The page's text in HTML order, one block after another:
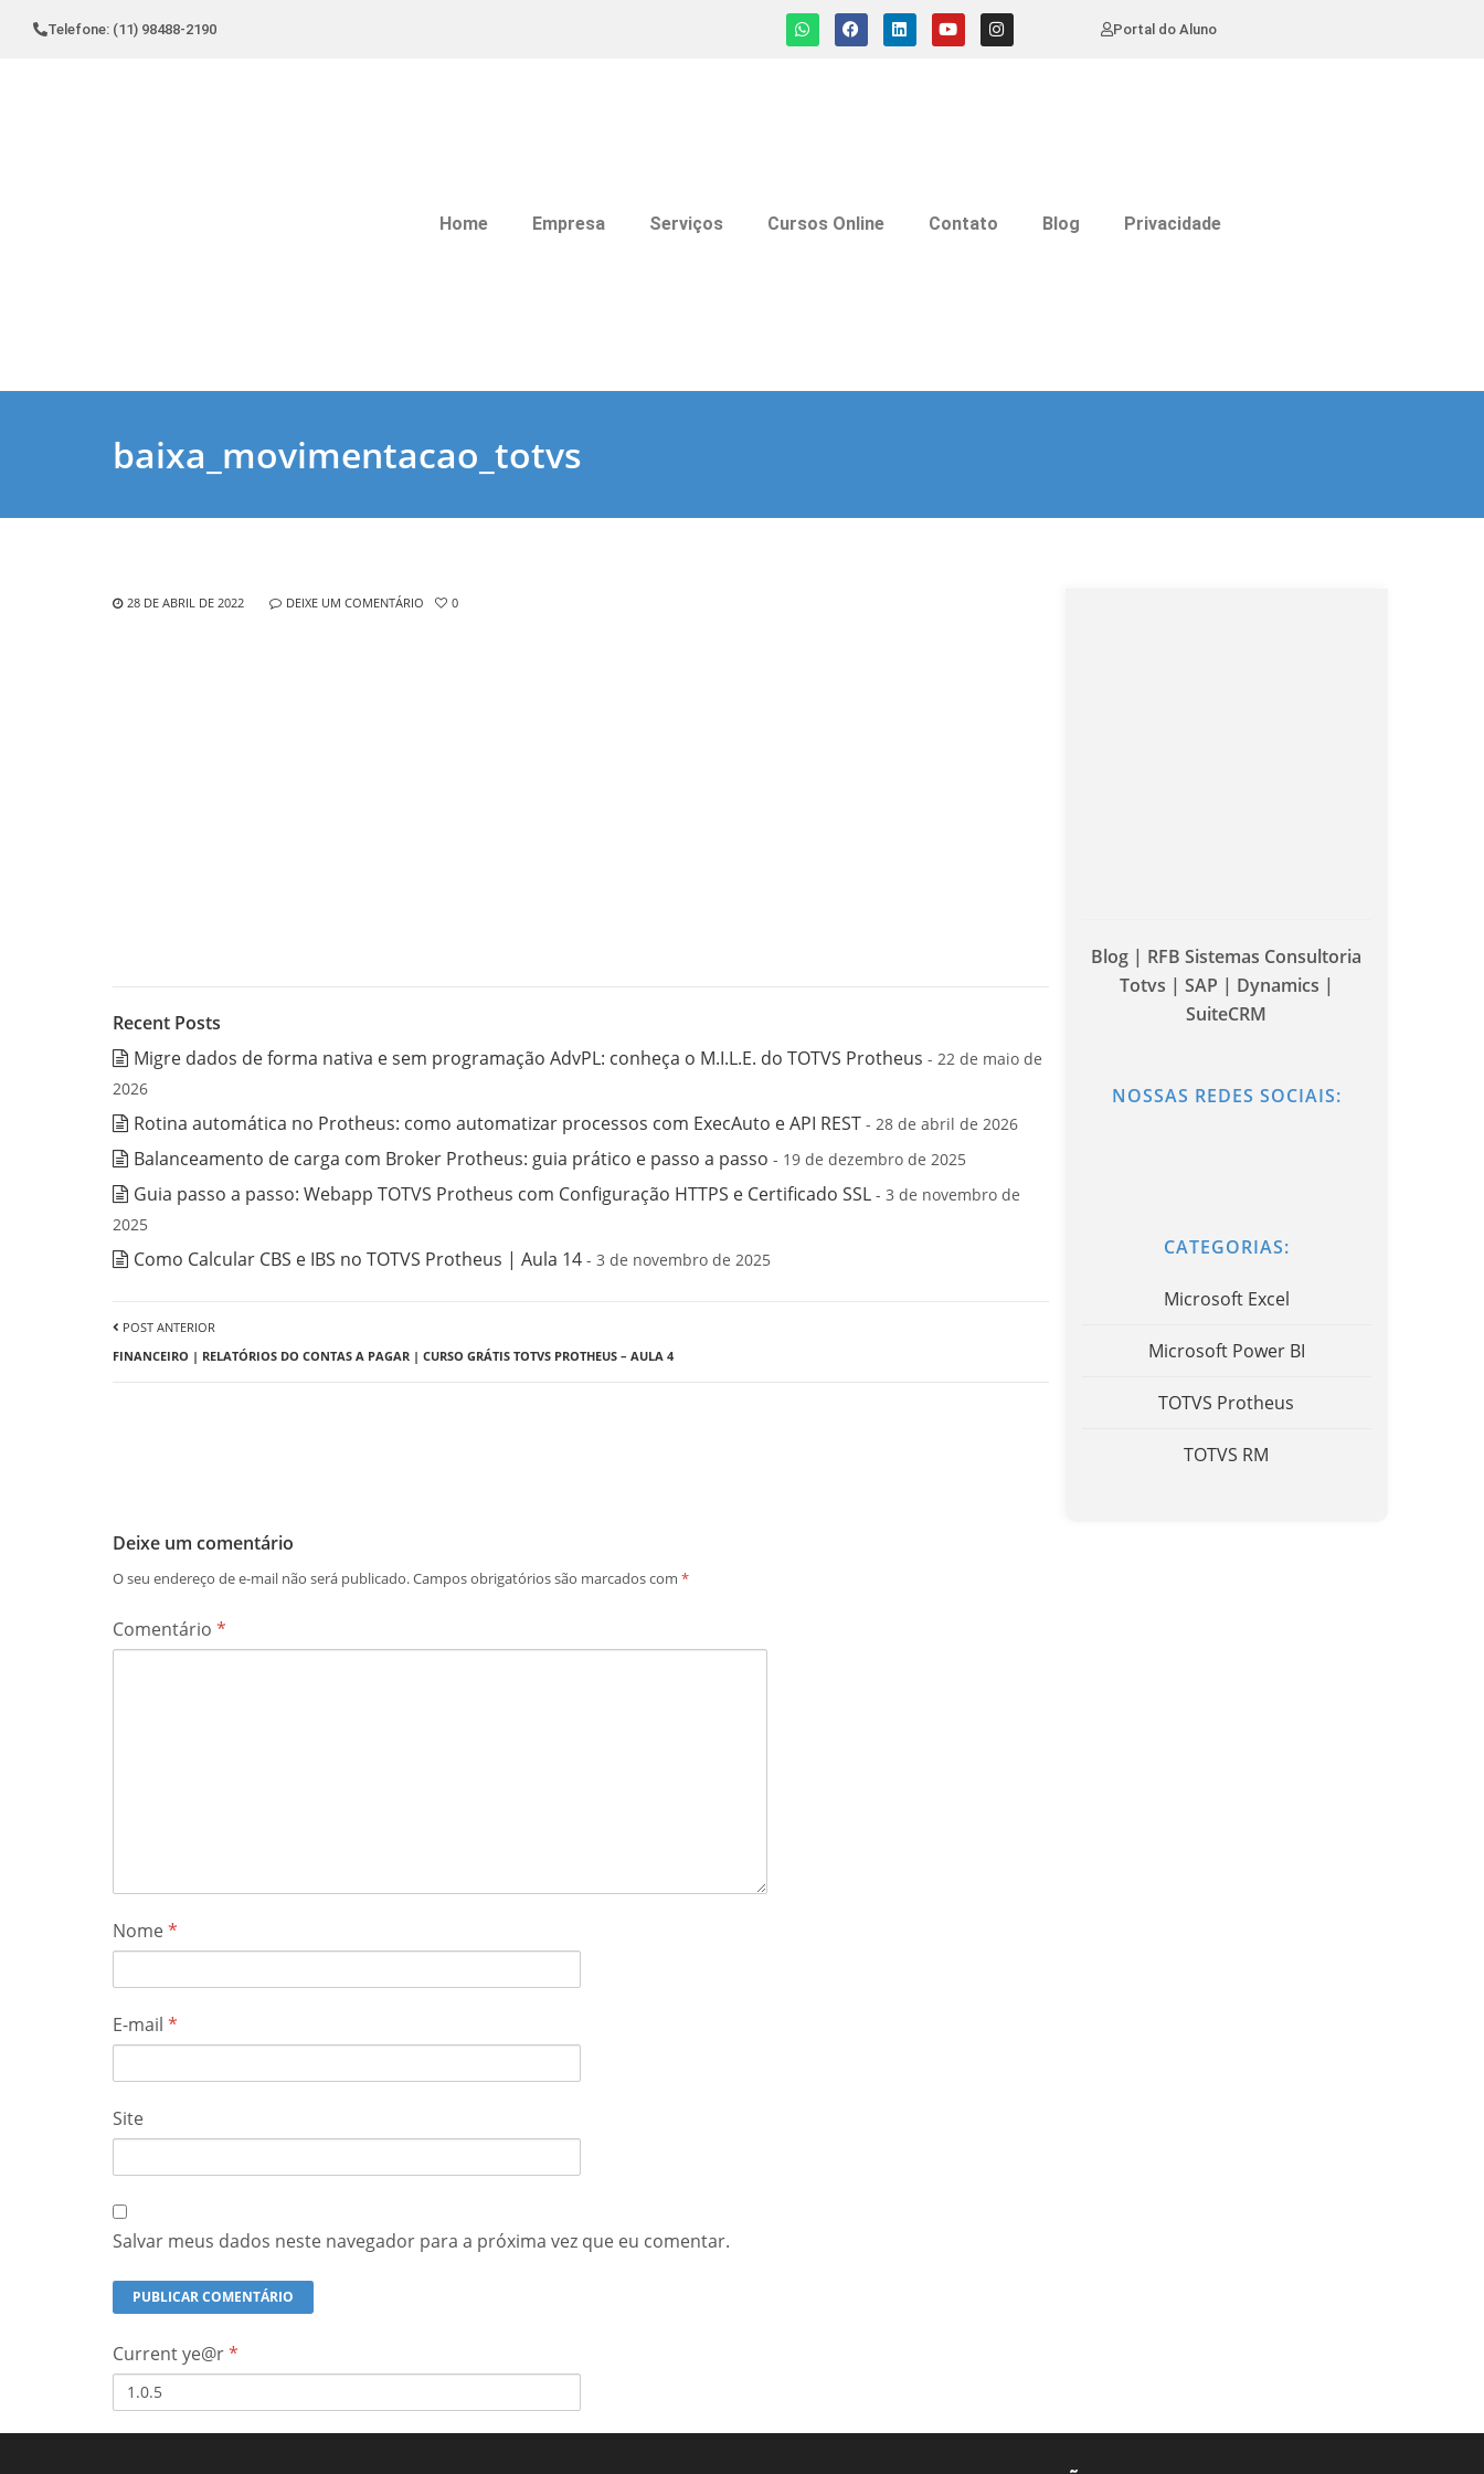
Telefone: (11) 98488-2190 Portal do Aluno
Home Empresa Serviços Cursos Online Contato Blog Privacidade
baixa_movimentacao_totvs
28 DE ABRIL DE 2022 DEIXE UM COMENTÁRIO 0
Recent Posts
Migre dados de forma nativa e sem programação AdvPL: conheça o M.I.L.E. do TOTVS Protheus - 22 de maio de
2026
Rotina automática no Protheus: como automatizar processos com ExecAuto e API REST - 28 de abril de 2026
Balanceamento de carga com Broker Protheus: guia prático e passo a passo - 19 de dezembro de 2025
Guia passo a passo: Webapp TOTVS Protheus com Configuração HTTPS e Certificado SSL - 3 de novembro de
2025
Como Calcular CBS e IBS no TOTVS Protheus | Aula 14 - 3 de novembro de 2025
POST ANTERIOR
FINANCEIRO | RELATÓRIOS DO CONTAS A PAGAR | CURSO GRÁTIS TOTVS PROTHEUS – AULA 4
Deixe um comentário
O seu endereço de e-mail não será publicado.Campos obrigatórios são marcados com *
Comentário *
Nome*
E-mail *
Site
Salvar meus dados neste navegador para a próxima vez que eu comentar.
Current ye@r*
Blog | RFB Sistemas Consultoria
Totvs | SAP | Dynamics |
SuiteCRM
NOSSAS REDES SOCIAIS:
CATEGORIAS:
Microsoft Excel
Microsoft Power BI
TOTVS Protheus
TOTVS RM